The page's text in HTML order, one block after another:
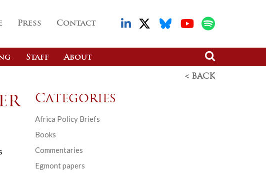
Press Contact
Staff About
< BACK
Categories
Africa Policy Briefs
Books
Commentaries
Egmont papers